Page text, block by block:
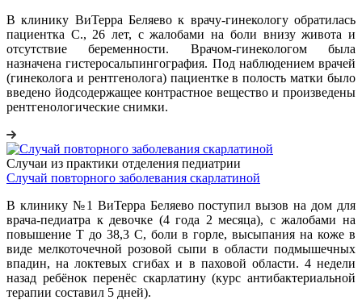
В клинику ВиТерра Беляево к врачу-гинекологу обратилась
пациентка С., 26 лет, с жалобами на боли внизу живота и
отсутствие беременности. Врачом-гинекологом была
назначена гистеросальпингография. Под наблюдением врачей
(гинеколога и рентгенолога) пациентке в полость матки было
введено йодсодержащее контрастное вещество и произведены
рентгенологические снимки.
Случаи из практики отделения педиатрии
Случай повторного заболевания скарлатиной
В клинику №1 ВиТерра Беляево поступил вызов на дом для
врача-педиатра к девочке (4 года 2 месяца), с жалобами на
повышение Т до 38,3 С, боли в горле, высыпания на коже в
виде мелкоточечной розовой сыпи в области подмышечных
впадин, на локтевых сгибах и в паховой области. 4 недели
назад ребёнок перенёс скарлатину (курс антибактериальной
терапии составил 5 дней).